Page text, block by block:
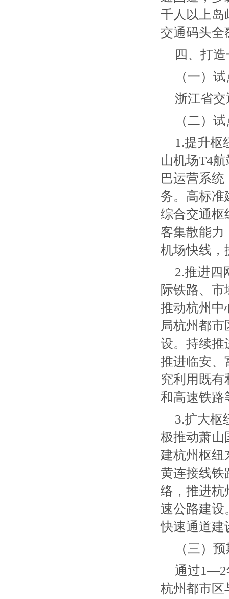
千人以上岛
交通码头全
四、打
（一）
浙江省
（二）
1.提升枢
山机场T4
巴运营系
务。高标准
综合交通枢
客集散能力
机场快线，
2.推进四
际铁路、
推动杭州中
局杭州都
设。持续推
推进临安、
究利用既
和高速铁路
3.扩大枢
极推动萧山
建杭州枢纽
黄连接线铁
络，推进杭
速公路建设
快速通道建
（三）
通过1—2
杭州都市区